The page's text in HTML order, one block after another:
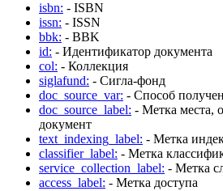
isbn: - ISBN
issn: - ISSN
bbk: - BBK
id: - Идентификатор документа
col: - Коллекция
siglafund: - Сигла-фонд
doc_source_var: - Способ
doc_source_label: - Метка места,
документ
text_indexing_label: - Метка
classifier_label: - Метка
service_collection_label: - Метка
access_label: - Метка доступа